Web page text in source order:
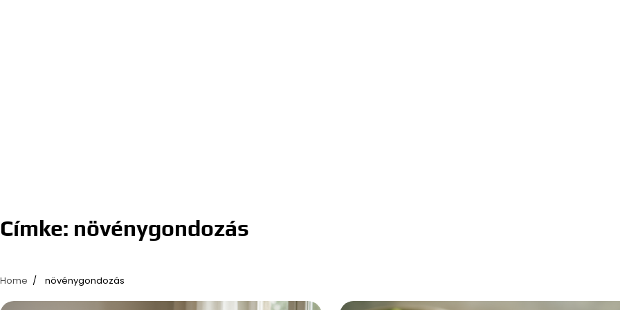
Címke: növénygondozás
Home növénygondozás